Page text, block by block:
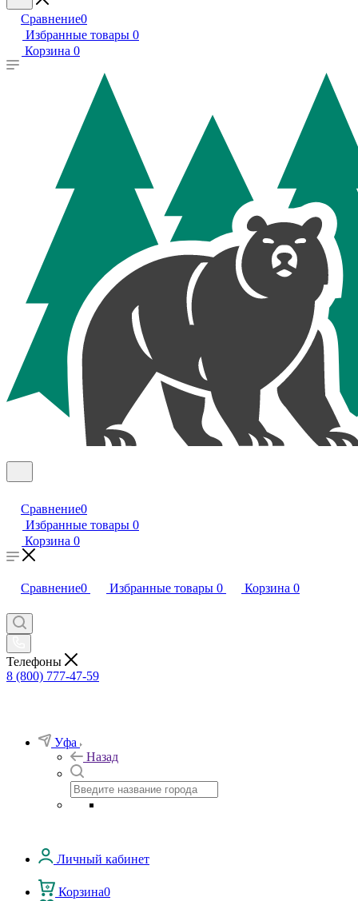
Сравнение0
Избранные товары 0
Корзина 0
Сравнение0
Избранные товары 0
Корзина 0
Сравнение0 Избранные товары 0 Корзина 0
Телефоны
8 (800) 777-47-59
Уфа
Назад
Личный кабинет
Корзина0